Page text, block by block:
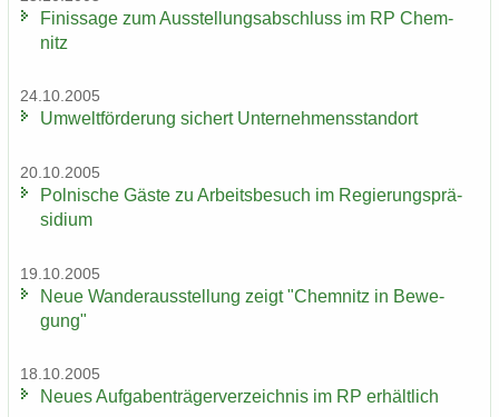
Fi­nis­sa­ge zum Aus­stel­lungs­ab­schluss im RP Chem­
nitz
24.10.2005
Um­welt­för­de­rung si­chert Un­ter­neh­mens­stand­ort
20.10.2005
Pol­ni­sche Gäste zu Ar­beits­be­such im Re­gie­rungs­prä­
si­di­um
19.10.2005
Neue Wan­der­aus­stel­lung zeigt "Chem­nitz in Be­we­
gung"
18.10.2005
Neues Auf­ga­ben­trä­ger­ver­zeich­nis im RP er­hält­lich